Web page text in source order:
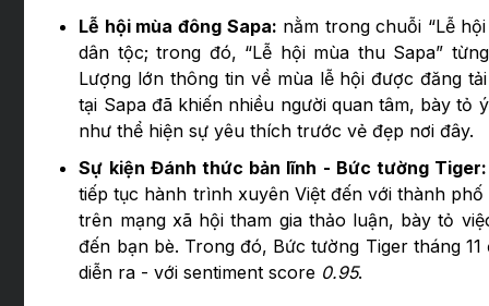
Lễ hội mùa đông Sapa: nằm trong chuỗi “Lễ
dân tộc; trong đó, “Lễ hội mùa thu Sapa”
Lượng lớn thông tin về mùa lễ hội được đăng
tại Sapa đã khiến nhiều người quan tâm, bày
như thể hiện sự yêu thích trước vẻ đẹp nơi đây.
Sự kiện Đánh thức bản lĩnh - Bức tường
tiếp tục hành trình xuyên Việt đến với thành
trên mạng xã hội tham gia thảo luận, bày tỏ
đến bạn bè. Trong đó, Bức tường Tiger tháng
diễn ra - với sentiment score 0.95.